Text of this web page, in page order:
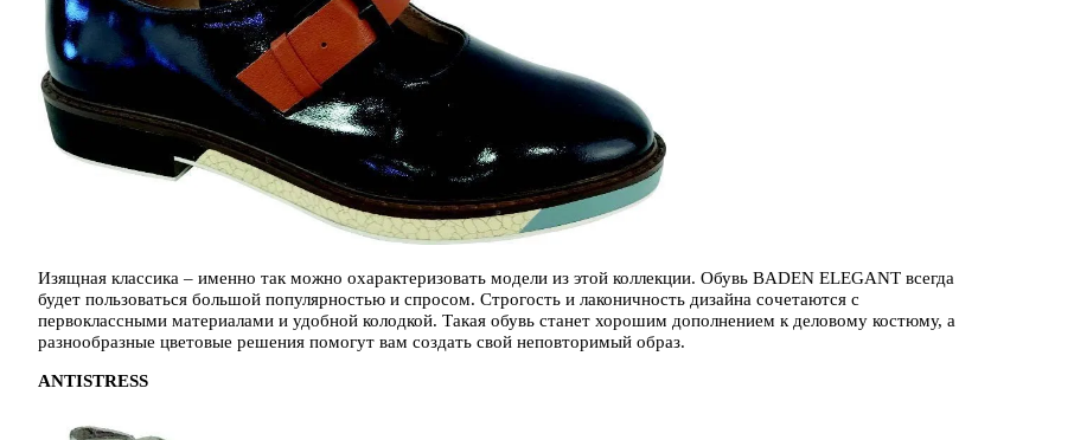
Изящная классика – именно так можно охарактеризовать модели из этой коллекции. Обувь BADEN ELEGANT всегда
будет пользоваться большой популярностью и спросом. Строгость и лаконичность дизайна сочетаются с
первоклассными материалами и удобной колодкой. Такая обувь станет хорошим дополнением к деловому костюму, а
разнообразные цветовые решения помогут вам создать свой неповторимый образ.
ANTISTRESS